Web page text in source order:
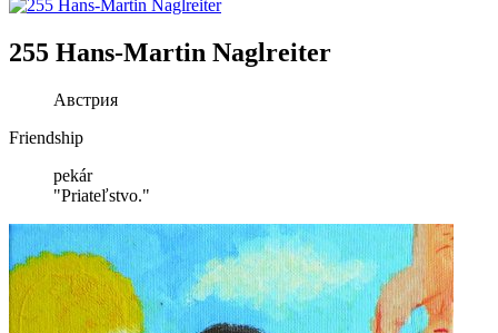
255 Hans-Martin Naglreiter
Австрия
Friendship
pekár
"Priateľstvo."